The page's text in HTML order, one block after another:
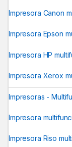
Impresora Canon
Impresora Epson
Impresora HP
Impresora Xerox
Impresoras -
Impresora
Impresora Riso